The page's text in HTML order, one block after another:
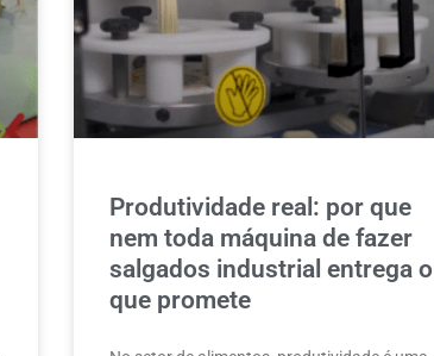
Produtividade real: por que
nem toda máquina de fazer
salgados industrial entrega o
que promete